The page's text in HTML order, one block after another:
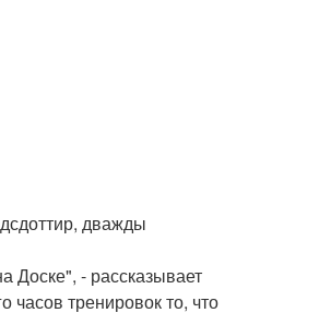
дважды
Доске", - рассказывает
тренировок то, что